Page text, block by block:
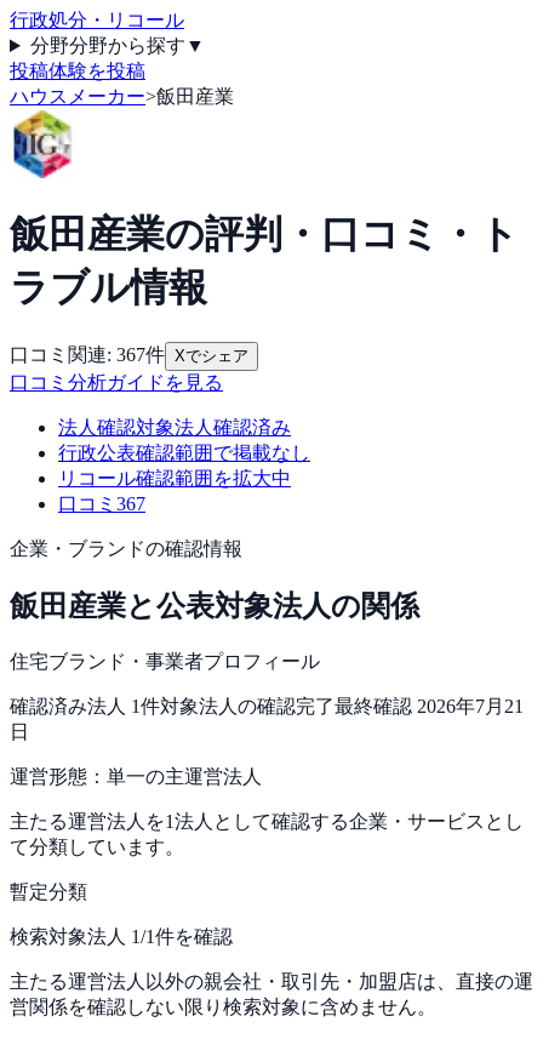
行政処分・リコール
分野分野から探す ▼
投稿体験を投稿
ハウスメーカー>飯田産業
飯田産業の評判・口コミ・ト
ラブル情報
口コミ関連: 367件 Xでシェア
口コミ分析ガイドを見る
法人確認対象法人確認済み
行政公表確認範囲で掲載なし
リコール確認範囲を拡大中
口コミ 367
企業・ブランドの確認情報
飯田産業と公表対象法人の関係
住宅ブランド・事業者プロフィール
確認済み法人 1件対象法人の確認完了最終確認 2026年7月21
日
運営形態： 単一の主運営法人
主たる運営法人を1法人として確認する企業・サービスとし
て分類しています。
暫定分類
検索対象法人 1/1件を確認
主たる運営法人以外の親会社・取引先・加盟店は、直接の運
営関係を確認しない限り検索対象に含めません。